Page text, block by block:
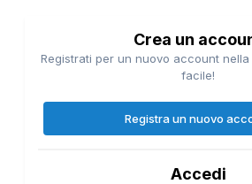
Crea un
Registrati per un nuovo account
facile!
Registra un nuovo
Accedi